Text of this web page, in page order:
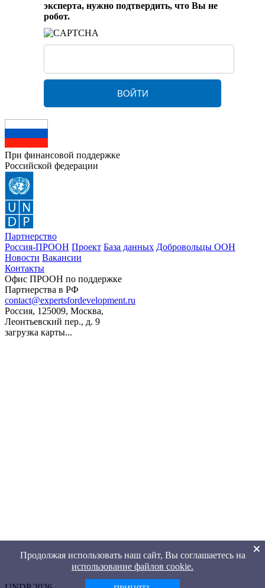
эксперта, нужно подтвердить, что Вы не
робот.
При финансовой поддержке
Российской федерации
Партнерство
Россия-ПРООН Проект База данных Добровольцы ООН
Новости Вакансии
Контакты
Офис ПРООН по поддержке
Партнерства в РФ
contact@expertsfordevelopment.ru
Россия, 125009, Москва,
Леонтьевский пер., д. 9
загрузка карты...
Продолжая использовать наш сайт, Вы соглашаетесь на
использование файлов cookie.